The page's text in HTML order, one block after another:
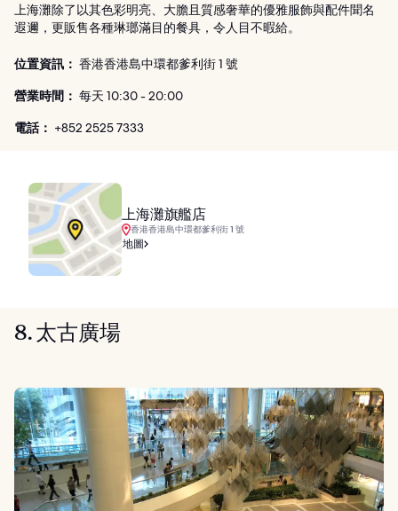
上海灘除了以其色彩明亮、大膽且質感奢華的優雅服飾與配件聞名
遐邇，更販售各種琳瑯滿目的餐具，令人目不暇給。
位置資訊： 香港香港島中環都爹利街 1 號
營業時間： 每天 10:30 - 20:00
電話： +852 2525 7333
上海灘旗艦店
香港香港島中環都爹利街 1 號
地圖
8. 太古廣場